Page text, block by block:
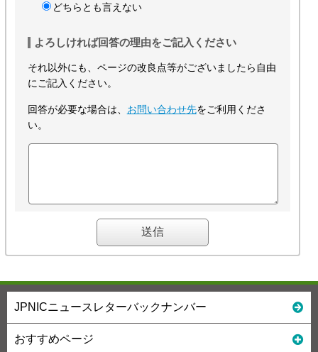
どちらとも言えない
よろしければ回答の理由をご記入ください
それ以外にも、ページの改良点等がございましたら自由
にご記入ください。
回答が必要な場合は、 お問い合わせ先をご利用くださ
い。
JPNICニュースレターバックナンバー
おすすめページ